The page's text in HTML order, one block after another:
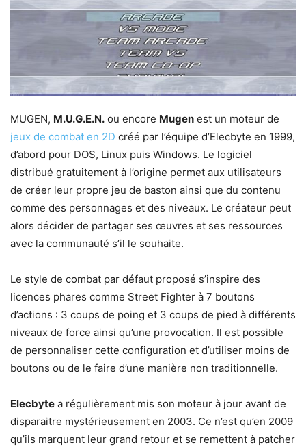
MUGEN, M.U.G.E.N. ou encore Mugen est un moteur de
jeux de combat en 2D créé par l’équipe d’Elecbyte en 1999,
d’abord pour DOS, Linux puis Windows. Le logiciel
distribué gratuitement à l’origine permet aux utilisateurs
de créer leur propre jeu de baston ainsi que du contenu
comme des personnages et des niveaux. Le créateur peut
alors décider de partager ses œuvres et ses ressources
avec la communauté s’il le souhaite.
Le style de combat par défaut proposé s’inspire des
licences phares comme Street Fighter à 7 boutons
d’actions : 3 coups de poing et 3 coups de pied à différents
niveaux de force ainsi qu’une provocation. Il est possible
de personnaliser cette configuration et d’utiliser moins de
boutons ou de le faire d’une manière non traditionnelle.
Elecbyte a régulièrement mis son moteur à jour avant de
disparaitre mystérieusement en 2003. Ce n’est qu’en 2009
qu’ils marquent leur grand retour et se remettent à patcher